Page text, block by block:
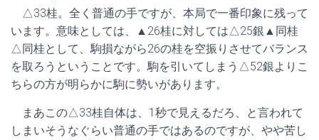
△33桂。全く普通の手ですが、本局で一番印象に残って
います。意味としては、▲26桂に対しては△25銀▲同桂
△同桂として、駒損ながら26の桂を空振りさせてバランス
を取ろうということです。駒を引いてしまう△52銀よりこ
ちらの方が明らかに駒に勢いがあります。
まあこの△33桂自体は、1秒で見えるだろ、と言われて
しまいそうなぐらい普通の手ではあるのですが、やや苦し